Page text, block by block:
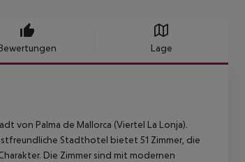
Lage
von Palma de Mallorca (Viertel La Lonja).
Stadthotel bietet 51 Zimmer, die
Die Zimmer sind mit modernen